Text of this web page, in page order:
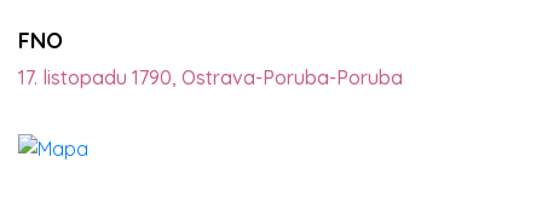
FNO
17. listopadu 1790, Ostrava-Poruba-Poruba